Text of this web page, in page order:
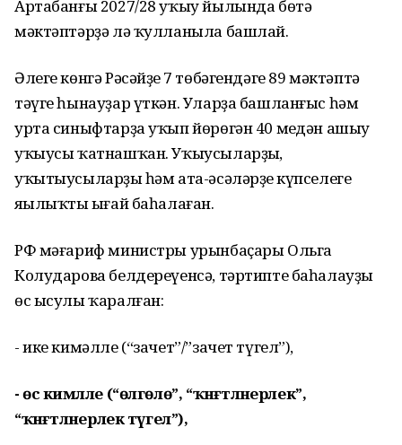
Артабанғы 2027/28 уҡыу йылында бөтә
мәктәптәрҙә лә ҡулланыла башлай.
Әлеге көнгә Рәсәйҙең 7 төбәгендәге 89 мәктәптә
тәүге һынауҙар үткән. Уларҙа башланғыс һәм
урта синыфтарҙа уҡып йөрөгән 40 меңдән ашыу
уҡыусы ҡатнашҡан. Уҡыусыларҙың,
уҡытыусыларҙың һәм ата-әсәләрҙең күпселеге
яңылыҡты ыңғай баһалаған.
РФ мәғариф министры урынбаҫары Ольга
Колударова белдереүенсә, тәртипте баһалауҙың
өс ысулы ҡаралған:
- ике кимәлле (“зачет”/”зачет түгел”),
- өс кимәлле (“өлгөлө”, “ҡәнәғәтләнерлек”,
“ҡәнәғәтләнерлек түгел”),